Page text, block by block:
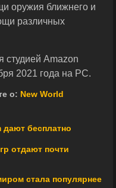
оружия ближнего и
различных
студией Amazon
2021 года на PC.
о: New World
бесплатно
отдают почти
стала популярнее